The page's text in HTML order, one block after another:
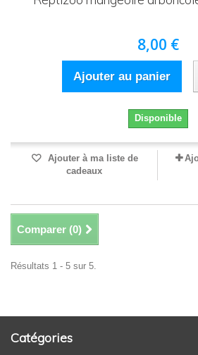
8,00 €
Ajouter au panier
Disponible
Ajouter à ma liste de
cadeaux
Comparer (0)
Résultats 1 - 5 sur 5.
Catégories